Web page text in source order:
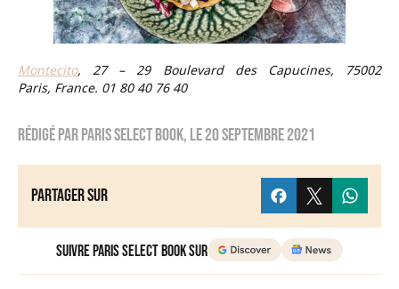
Montecito, 27 – 29 Boulevard des Capucines, 75002
Paris, France. 01 80 40 76 40
Rédigé parParis Select Book, le20 septembre 2021
Partager sur
Suivre Paris Select Book sur